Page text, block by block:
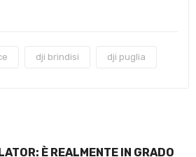
dji brindisi dji puglia
È REALMENTE IN GRADO